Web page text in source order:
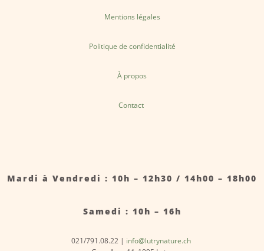
Mentions légales
Politique de confidentialité
À propos
Contact
Mardi à Vendredi : 10h – 12h30 / 14h00 – 18h00
Samedi : 10h – 16h
021/791.08.22 | info@lutrynature.ch